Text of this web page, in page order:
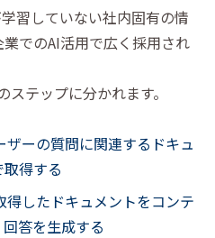
習していない社内固有の情
でのAI活用で広く採用され
ステップに分かれます。
ザーの質問に関連するドキュ
得する
得したドキュメントをコンテ
答を生成する